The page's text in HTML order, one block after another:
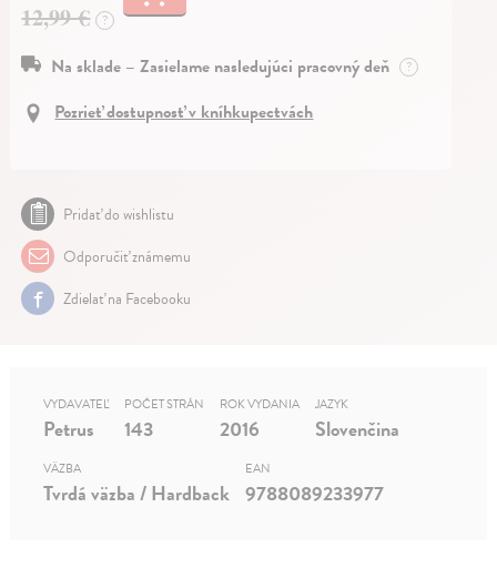
12,99 € ?
Na sklade – Zasielame nasledujúci pracovný deň ?
Pozrieť dostupnosť v kníhkupectvách
Pridať do wishlistu
Odporučiť známemu
Zdielať na Facebooku
VYDAVATEĽ
Petrus
POČET STRÁN
143
ROK VYDANIA
2016
JAZYK
Slovenčina
VÄZBA
Tvrdá väzba / Hardback
EAN
9788089233977